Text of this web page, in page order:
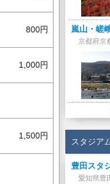
800円
1,000円
1,500円
嵐山・嵯
京都府京
スタジア
豊田スタ
愛知県豊